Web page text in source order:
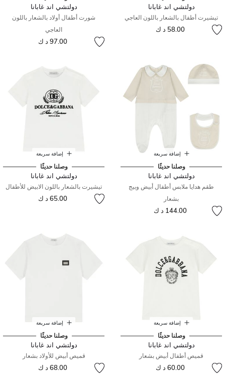
دولتشي اند غابانا
تيشيرت أطفال بالشعار باللون العاجي
58.00 د ك
دولتشي اند غابانا
شورت أطفال أولاد بالشعار باللون
العاجي
97.00 د ك
إضافة سريعة
وصلنا حديثًا
دولتشي اند غابانا
طقم هدايا ملابس أطفال أبيض وبيج
بشعار
144.00 د ك
إضافة سريعة
وصلنا حديثًا
دولتشي اند غابانا
تيشيرت بالشعار باللون الابيض للأطفال
65.00 د ك
إضافة سريعة
وصلنا حديثًا
دولتشي اند غابانا
قميص أطفال أبيض بشعار
60.00 د ك
إضافة سريعة
وصلنا حديثًا
دولتشي اند غابانا
قميص أبيض للأولاد بشعار
68.00 د ك